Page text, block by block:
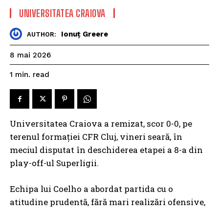
UNIVERSITATEA CRAIOVA
AUTHOR: Ionuț Greere
8 mai 2026
1 min. read
Universitatea Craiova a remizat, scor 0-0, pe
terenul formației CFR Cluj, vineri seară, în
meciul disputat în deschiderea etapei a 8-a din
play-off-ul Superligii.
Echipa lui Coelho a abordat partida cu o
atitudine prudentă, fără mari realizări ofensive,